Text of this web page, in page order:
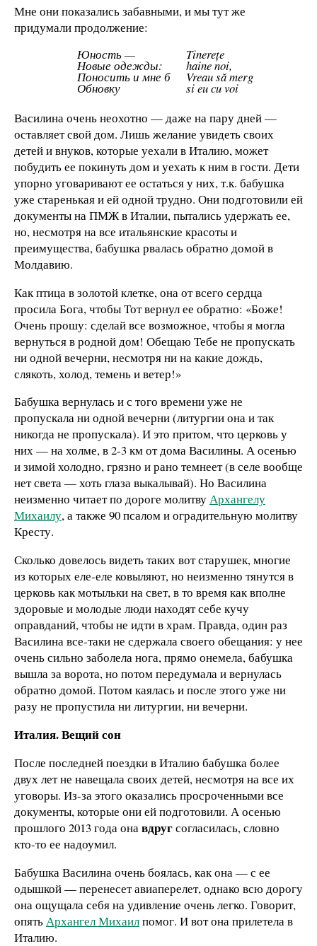
Мне они показались забавными, и мы тут же
придумали продолжение:
Юность —
Новые одежды:
Поносить и мне б
Обновку
Tinerețe
haine noi,
Vreau să merg
si eu cu voi
Василина очень неохотно — даже на пару дней —
оставляет свой дом. Лишь желание увидеть своих
детей и внуков, которые уехали в Италию, может
побудить ее покинуть дом и уехать к ним в гости. Дети
упорно уговаривают ее остаться у них, т.к. бабушка
уже старенькая и ей одной трудно. Они подготовили ей
документы на ПМЖ в Италии, пытались удержать ее,
но, несмотря на все итальянские красоты и
преимущества, бабушка рвалась обратно домой в
Молдавию.
Как птица в золотой клетке, она от всего сердца
просила Бога, чтобы Тот вернул ее обратно: «Боже!
Очень прошу: сделай все возможное, чтобы я могла
вернуться в родной дом! Обещаю Тебе не пропускать
ни одной вечерни, несмотря ни на какие дождь,
слякоть, холод, темень и ветер!»
Бабушка вернулась и с того времени уже не
пропускала ни одной вечерни (литургии она и так
никогда не пропускала). И это притом, что церковь у
них — на холме, в 2-3 км от дома Василины. А осенью
и зимой холодно, грязно и рано темнеет (в селе вообще
нет света — хоть глаза выкалывай). Но Василина
неизменно читает по дороге молитвуАрхангелу
Михаилу, а также 90 псалом и оградительную молитву
Кресту.
Сколько довелось видеть таких вот старушек, многие
из которых еле-еле ковыляют, но неизменно тянутся в
церковь как мотыльки на свет, в то время как вполне
здоровые и молодые люди находят себе кучу
оправданий, чтобы не идти в храм. Правда, один раз
Василина все-таки не сдержала своего обещания: у нее
очень сильно заболела нога, прямо онемела, бабушка
вышла за ворота, но потом передумала и вернулась
обратно домой. Потом каялась и после этого уже ни
разу не пропустила ни литургии, ни вечерни.
Италия. Вещий сон
После последней поездки в Италию бабушка более
двух лет не навещала своих детей, несмотря на все их
уговоры. Из-за этого оказались просроченными все
документы, которые они ей подготовили. А осенью
прошлого 2013 года онавдругсогласилась, словно
кто-то ее надоумил.
Бабушка Василина очень боялась, как она — с ее
одышкой — перенесет авиаперелет, однако всю дорогу
она ощущала себя на удивление очень легко. Говорит,
опять Архангел Михаилпомог. И вот она прилетела в
Италию.